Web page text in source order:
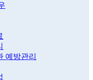
예방관리